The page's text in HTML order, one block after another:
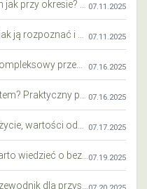
07.11.2025
07.11.2025
07.16.2025
07.16.2025
07.17.2025
07.19.2025